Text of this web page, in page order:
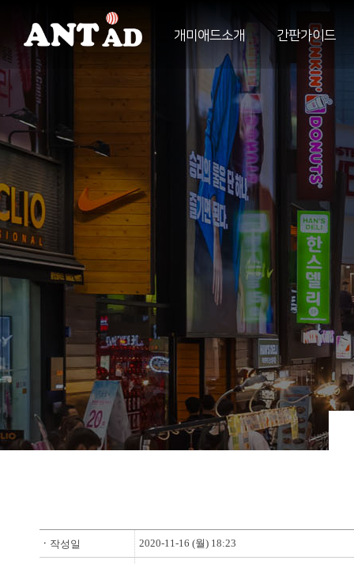
개미애드소개 간판가이드
ㆍ 작성일 2020-11-16 (월) 18:23